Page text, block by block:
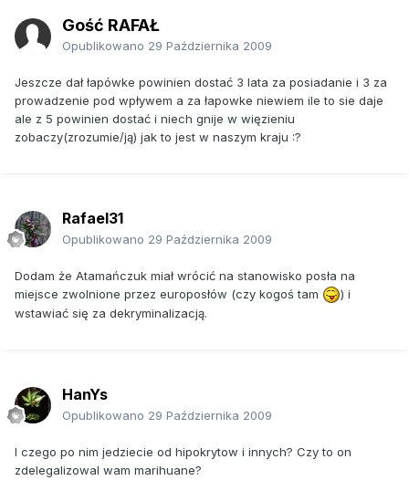
Gość RAFAŁ
Opublikowano 29 Października 2009
Jeszcze dał łapówke powinien dostać 3 lata za posiadanie i 3 za
prowadzenie pod wpływem a za łapowke niewiem ile to sie daje
ale z 5 powinien dostać i niech gnije w więzieniu
zobaczy(zrozumie/ją) jak to jest w naszym kraju :?
Rafael31
Opublikowano 29 Października 2009
Dodam że Atamańczuk miał wrócić na stanowisko posła na
miejsce zwolnione przez europosłów (czy kogoś tam
) i
wstawiać się za dekryminalizacją.
HanYs
Opublikowano 29 Października 2009
I czego po nim jedziecie od hipokrytow i innych? Czy to on
zdelegalizowal wam marihuane?